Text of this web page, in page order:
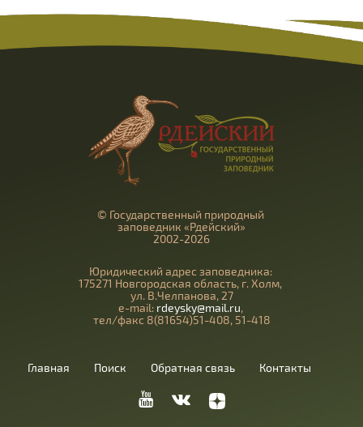
© Государственный природный
заповедник «Рдейский»
2002-2026
Юридический адрес заповедника:
175271 Новгородская область, г. Холм,
ул. В.Челпанова, 27
e-mail: rdeysky@mail.ru,
тел/факс 8(81654)51-408, 51-418
Главная Поиск Обратная связь Контакты